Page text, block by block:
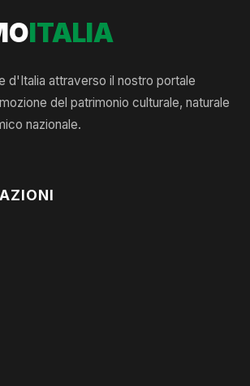
ITALIA
d'Italia attraverso il nostro portale
del patrimonio culturale, naturale
nazionale.